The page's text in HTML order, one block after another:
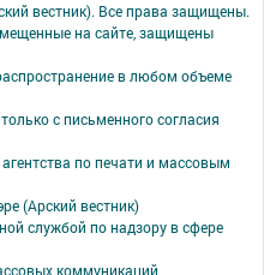
вестник). Все права защищены.
на сайте, защищены
в любом объеме
с письменного согласия
по печати и массовым
(Арский вестник)
службой по надзору в сфере
коммуникаций